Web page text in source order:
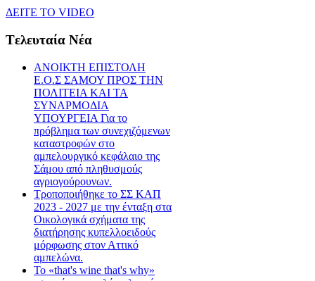
ΔEITE TO VIDEO
Tελευταία Nέα
ΑΝΟΙΚΤΗ ΕΠΙΣΤΟΛΗ
Ε.Ο.Σ ΣΑΜΟΥ ΠΡΟΣ ΤΗΝ
ΠΟΛΙΤΕΙΑ ΚΑΙ ΤΑ
ΣΥΝΑΡΜΟΔΙΑ
ΥΠΟΥΡΓΕΙΑ Για το
πρόβλημα των συνεχιζόμενων
καταστροφών στο
αμπελουργικό κεφάλαιο της
Σάμου από πληθυσμούς
αγριογούρουνων.
Τροποποιήθηκε το ΣΣ ΚΑΠ
2023 - 2027 με την ένταξη στα
Οικολογικά σχήματα της
διατήρησης κυπελλοειδούς
μόρφωσης στον Αττικό
αμπελώνα.
Το «that's wine that's why»